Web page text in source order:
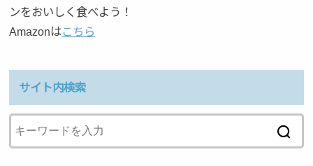
ンをおいしく食べよう！
Amazonはこちら
サイト内検索